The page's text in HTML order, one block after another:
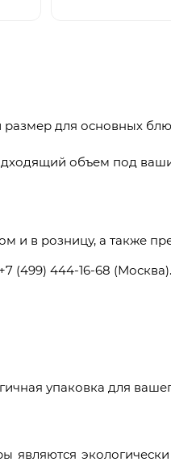
размер для основных
объем под
и в розницу, а также
(499) 444-16-68 (Москва).
упаковка для
являются